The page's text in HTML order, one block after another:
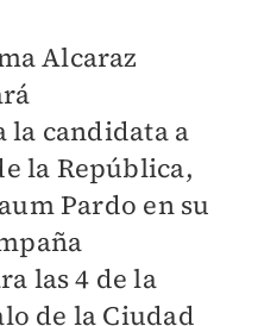
Alcaraz
la candidata a
la República,
Pardo en su
las 4 de la
de la Ciudad